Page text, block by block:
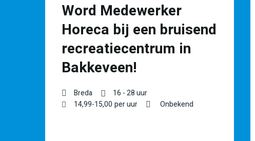
Word Medewerker
Horeca bij een bruisend
recreatiecentrum in
Bakkeveen!
Breda
16 - 28 uur
14,99-15,00per uur Onbekend